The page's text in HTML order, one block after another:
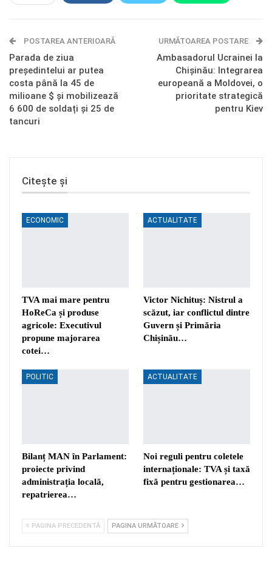
Telegram OK.ru
POSTAREA ANTERIOARĂ
Parada de ziua
președintelui ar putea
costa până la 45 de
milioane $ și mobilizează
6 600 de soldați și 25 de
tancuri
URMĂTOAREA POSTARE
Ambasadorul Ucrainei la
Chișinău: Integrarea
europeană a Moldovei, o
prioritate strategică
pentru Kiev
Citește și
ECONOMIC
TVA mai mare pentru
HoReCa și produse
agricole: Executivul
propune majorarea
cotei…
ACTUALITATE
Victor Nichituș: Nistrul a
scăzut, iar conflictul dintre
Guvern și Primăria
Chișinău…
POLITIC
Bilanț MAN în Parlament:
proiecte privind
administrația locală,
repatrierea…
ACTUALITATE
Noi reguli pentru coletele
internaționale: TVA și taxă
fixă pentru gestionarea…
PAGINA PRECEDENTĂ PAGINA URMĂTOARE